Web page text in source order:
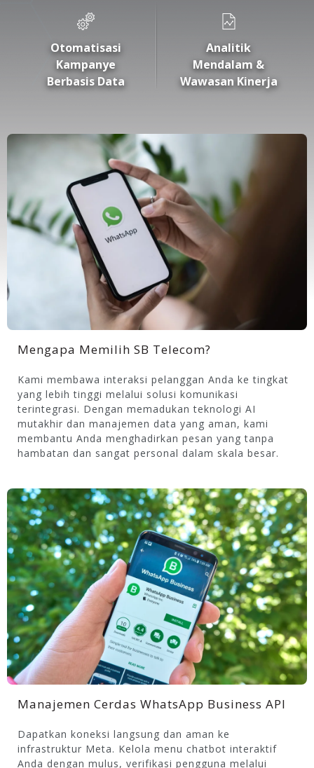
Otomatisasi
Kampanye
Berbasis Data
Analitik
Mendalam &
Wawasan Kinerja
Mengapa Memilih SB Telecom?
Kami membawa interaksi pelanggan Anda ke tingkat
yang lebih tinggi melalui solusi komunikasi
terintegrasi. Dengan memadukan teknologi AI
mutakhir dan manajemen data yang aman, kami
membantu Anda menghadirkan pesan yang tanpa
hambatan dan sangat personal dalam skala besar.
Manajemen Cerdas WhatsApp Business API
Dapatkan koneksi langsung dan aman ke
infrastruktur Meta. Kelola menu chatbot interaktif
Anda dengan mulus, verifikasi pengguna melalui